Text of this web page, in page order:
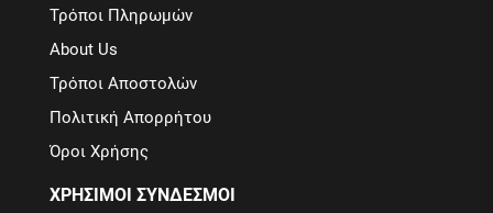
Τρόποι Πληρωμών
About Us
Τρόποι Αποστολών
Πολιτική Απορρήτου
Όροι Χρήσης
ΧΡΗΣΙΜΟΙ ΣΥΝΔΕΣΜΟΙ